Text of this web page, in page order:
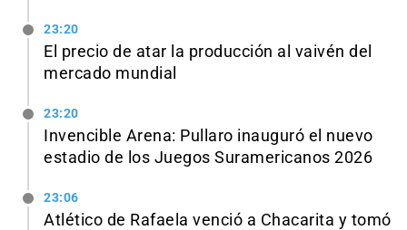
23:20
El precio de atar la producción al vaivén del
mercado mundial
23:20
Invencible Arena: Pullaro inauguró el nuevo
estadio de los Juegos Suramericanos 2026
23:06
Atlético de Rafaela venció a Chacarita y tomó